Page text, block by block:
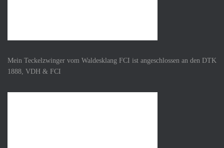
Mein Teckelzwinger vom Waldesklang FCI ist angeschlossen an den DTK
1888, VDH & FCI